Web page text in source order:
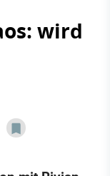
wird